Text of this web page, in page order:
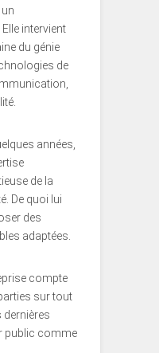
intervient
du génie
de
années,
de la
De quoi lui
des
adaptées.
compte
sur tout
dernières
public comme